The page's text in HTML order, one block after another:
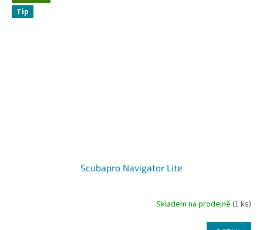
Tip
Scubapro Navigator Lite
Skladem na prodejně (1 ks)